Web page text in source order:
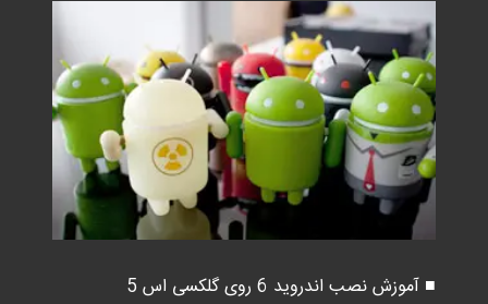
■ آموزش نصب اندروید 6 روی گلکسی اس 5